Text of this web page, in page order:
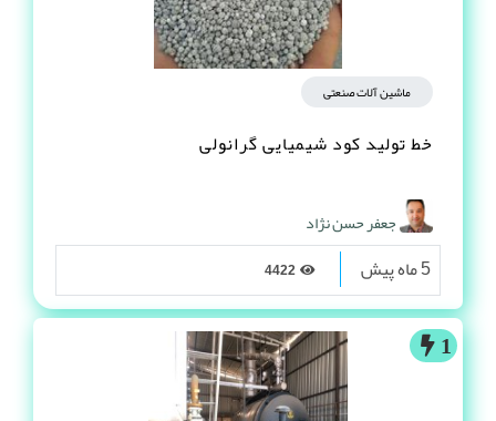
ماشین آلات صنعتی
خط تولید کود شیمیایی گرانولی
جعفر حسن نژاد
5 ماه پیش
1